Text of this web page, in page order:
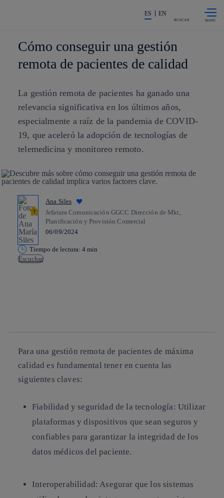
La acción en accionistas e
ES EN
BUSCAR
Cómo conseguir una gestión
remota de pacientes de calidad
La gestión remota de pacientes ha ganado una
relevancia significativa en los últimos años,
especialmente a raíz de la pandemia de COVID-
19, que aceleró la adopción de tecnologías de
telemedicina y monitoreo remoto.
Ana Siles
Jefatura Comunicación GGCC Dirección de Mkt,
Planificación y Provisión Comercial
06/09/2024
Tiempo de lectura: 4 min
Escuchar
Para una gestión remota de pacientes de máxima
calidad es fundamental tener en cuenta las
siguientes claves:
Fiabilidad y seguridad de la tecnología: Utilizar
plataformas y dispositivos que sean seguros y
confiables para garantizar la integridad de los
datos médicos del paciente.
Interoperabilidad: Asegurar que los sistemas